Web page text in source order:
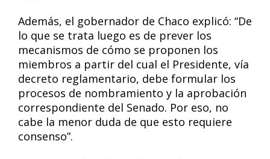
Además, el gobernador de Chaco explicó: “De
lo que se trata luego es de prever los
mecanismos de cómo se proponen los
miembros a partir del cual el Presidente, vía
decreto reglamentario, debe formular los
procesos de nombramiento y la aprobación
correspondiente del Senado. Por eso, no
cabe la menor duda de que esto requiere
consenso”.